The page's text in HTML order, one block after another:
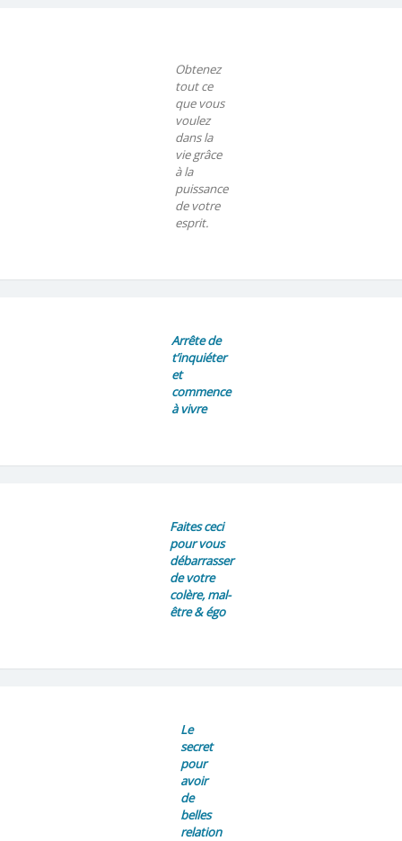
Obtenez
tout ce
que vous
voulez
dans la
vie grâce
à la
puissance
de votre
esprit.
Arrête de
t’inquiéter
et
commence
à vivre
Faites ceci
pour vous
débarrasser
de votre
colère, mal-
être & égo
Le
secret
pour
avoir
de
belles
relation